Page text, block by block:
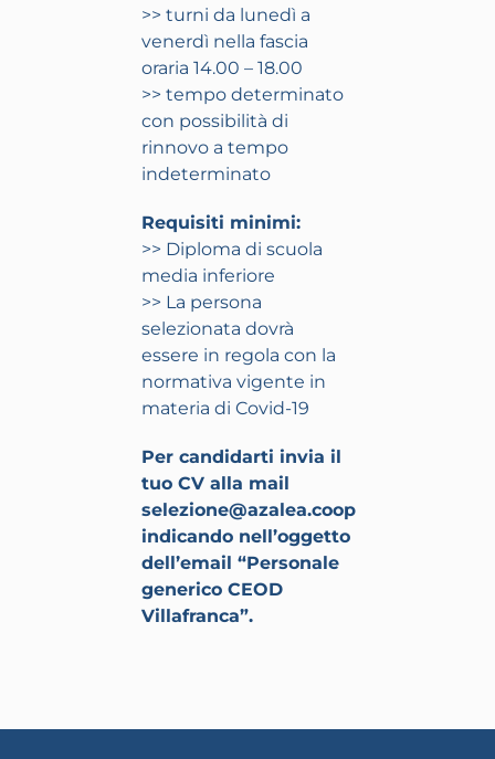
>> turni da lunedì a
venerdì nella fascia
oraria 14.00 – 18.00
>> tempo determinato
con possibilità di
rinnovo a tempo
indeterminato
Requisiti minimi:
>> Diploma di scuola
media inferiore
>> La persona
selezionata dovrà
essere in regola con la
normativa vigente in
materia di Covid-19
Per candidarti invia il
tuo CV alla mail
selezione@azalea.coop
indicando nell’oggetto
dell’email “Personale
generico CEOD
Villafranca”.